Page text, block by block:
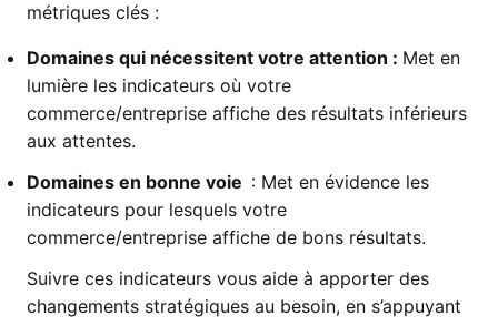
métriques clés :
Domaines qui nécessitent votre attention : Met en
lumière les indicateurs où votre
commerce/entreprise affiche des résultats inférieurs
aux attentes.
Domaines en bonne voie : Met en évidence les
indicateurs pour lesquels votre
commerce/entreprise affiche de bons résultats.
Suivre ces indicateurs vous aide à apporter des
changements stratégiques au besoin, en s’appuyant